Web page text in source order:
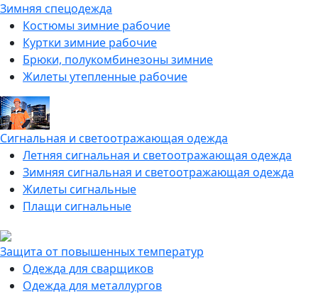
Зимняя спецодежда
Костюмы зимние рабочие
Куртки зимние рабочие
Брюки, полукомбинезоны зимние
Жилеты утепленные рабочие
Сигнальная и светоотражающая одежда
Летняя сигнальная и светоотражающая одежда
Зимняя сигнальная и светоотражающая одежда
Жилеты сигнальные
Плащи сигнальные
Защита от повышенных температур
Одежда для сварщиков
Одежда для металлургов